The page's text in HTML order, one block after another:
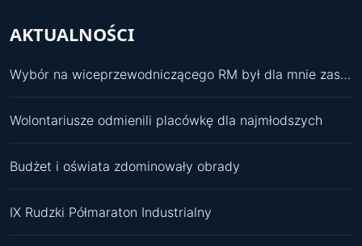
AKTUALNOŚCI
Wybór na wiceprzewodniczącego RM był dla mnie zaskoczeniem
Wolontariusze odmienili placówkę dla najmłodszych
Budżet i oświata zdominowały obrady
IX Rudzki Półmaraton Industrialny